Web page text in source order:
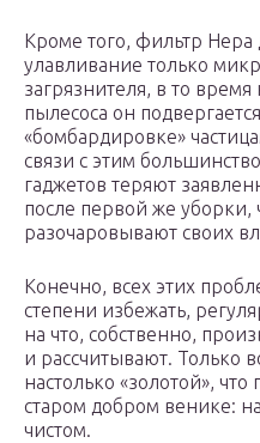
Кроме того, фильтр Hepa
улавливание только
загрязнителя, в то
пылесоса он
«бомбардировке»
связи с этим
гаджетов теряют
после первой же уборки,
разочаровывают своих
Конечно, всех этих
степени избежать,
на что, собственно,
и рассчитывают. Только
настолько «золотой»,
старом добром венике:
чистом.